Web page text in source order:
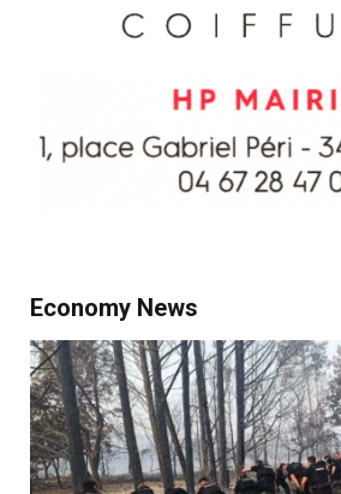
Economy News